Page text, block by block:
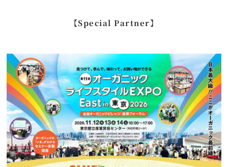
【Special Partner】